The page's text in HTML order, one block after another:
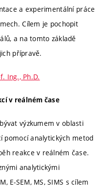
a experimentální práce
Cílem je pochopit
a na tomto základě
přípravě.
Ing., Ph.D.
v reálném čase
výzkumem v oblasti
pomocí analytických metod
reakce v reálném čase.
analytickými
E-SEM, MS, SIMS s cílem